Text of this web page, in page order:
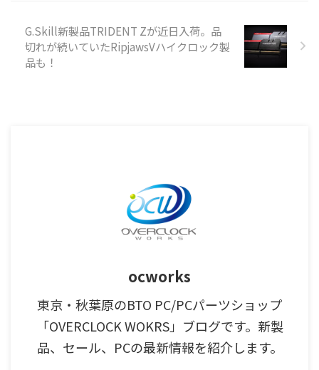
G.Skill新製品TRIDENT Zが近日入荷。品
切れが続いていたRipjawsVハイクロック製
品も！
ocworks
東京・秋葉原のBTO PC/PCパーツショップ
「OVERCLOCK WOKRS」ブログです。新製
品、セール、PCの最新情報を紹介します。